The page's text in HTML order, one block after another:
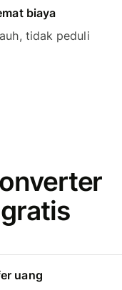
biaya
tidak peduli
uang